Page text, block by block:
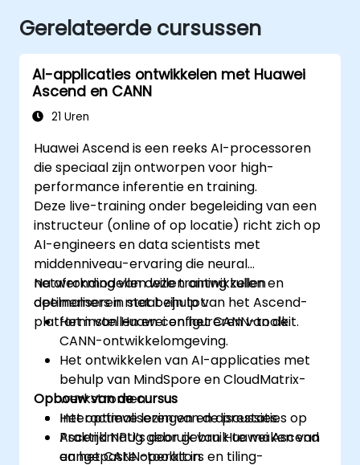
Gerelateerde cursussen
AI-applicaties ontwikkelen met Huawei
Ascend en CANN
21 Uren
Huawei Ascend is een reeks AI-processoren
die speciaal zijn ontworpen voor high-
performance inferentie en training.
Deze live-training onder begeleiding van een
instructeur (online of op locatie) richt zich op
AI-engineers en data scientists met
middenniveau-ervaring die neural
netwerkmodellen willen ontwikkelen en
optimaliseren met behulp van het Ascend-
platform van Huawei en het CANN-toolkit.
Na afronding van deze training zullen
deelnemers in staat zijn tot:
Het instellen en configureren van de
CANN-ontwikkelomgeving.
Het ontwikkelen van AI-applicaties met
behulp van MindSpore en CloudMatrix-
werkstromen.
Het optimaliseren van de prestaties op
Ascend NPU’s door gebruik te maken van
aangepaste operators en tiling-
Opbouw van de cursus
Interactieve lezingen en discussies.
Praktijkmatig gebruik van Huawei Ascend
en het CANN-toolkit in